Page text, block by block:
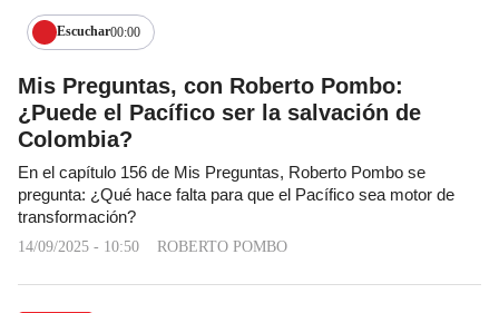
Escuchar00:00
¿Puede el Pacífico ser la salvación de
Colombia?
pregunta: ¿Qué hace falta para que el Pacífico sea motor de
transformación?